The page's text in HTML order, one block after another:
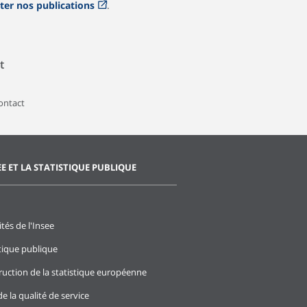
nos publications .
ET LA STATISTIQUE PUBLIQUE
de l'Insee
publique
de la statistique européenne
la qualité de service